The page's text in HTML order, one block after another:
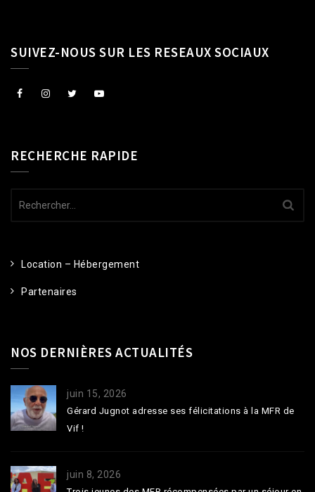
SUIVEZ-NOUS SUR LES RESEAUX SOCIAUX
RECHERCHE RAPIDE
Location – Hébergement
Partenaires
NOS DERNIÈRES ACTUALITÉS
juin 15, 2026
Gérard Jugnot adresse ses félicitations à la MFR de
Vif !
juin 8, 2026